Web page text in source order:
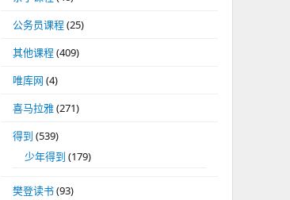
公务员课程(25)
其他课程(409)
唯库网 (4)
喜马拉雅(271)
得到 (539)
少年得到 (179)
樊登读书(93)